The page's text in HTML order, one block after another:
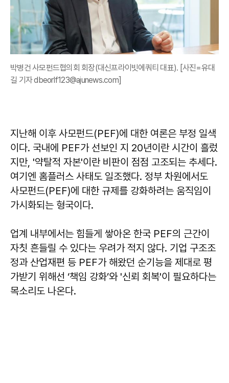
박병건 사모펀드협의회 회장(대신프라이빗에쿼티 대표). [사진=유대
길 기자 dbeorlf123@ajunews.com]
지난해 이후 사모펀드(PEF)에 대한 여론은 부정 일색
이다. 국내에 PEF가 선보인 지 20년이란 시간이 흘렀
지만, '약탈적 자본'이란 비판이 점점 고조되는 추세다.
여기엔 홈플러스 사태도 일조했다. 정부 차원에서도
사모펀드(PEF)에 대한 규제를 강화하려는 움직임이
가시화되는 형국이다.
업계 내부에서는 힘들게 쌓아온 한국 PEF의 근간이
자칫 흔들릴 수 있다는 우려가 적지 않다. 기업 구조조
정과 산업재편 등 PEF가 해왔던 순기능을 제대로 평
가받기 위해선 ‘책임 강화’와 '신뢰 회복'이 필요하다는
목소리도 나온다.